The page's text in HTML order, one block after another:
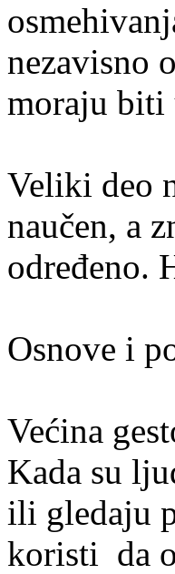
nezavisno
moraju biti
Veliki deo
naučen, a
određeno.
Osnove i
Većina
Kada su
ili gledaju
koristi da